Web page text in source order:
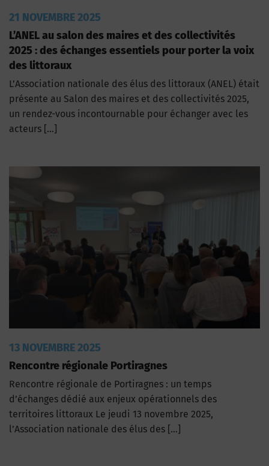
21 NOVEMBRE 2025
L’ANEL au salon des maires et des collectivités
2025 : des échanges essentiels pour porter la voix
des littoraux
L’Association nationale des élus des littoraux (ANEL) était
présente au Salon des maires et des collectivités 2025,
un rendez-vous incontournable pour échanger avec les
acteurs […]
13 NOVEMBRE 2025
Rencontre régionale Portiragnes
Rencontre régionale de Portiragnes : un temps
d’échanges dédié aux enjeux opérationnels des
territoires littoraux Le jeudi 13 novembre 2025,
l’Association nationale des élus des […]